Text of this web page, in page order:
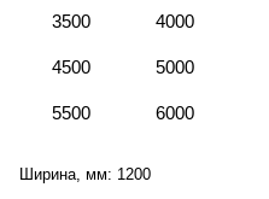
3500 4000
4500 5000
5500 6000
Ширина, мм: 1200